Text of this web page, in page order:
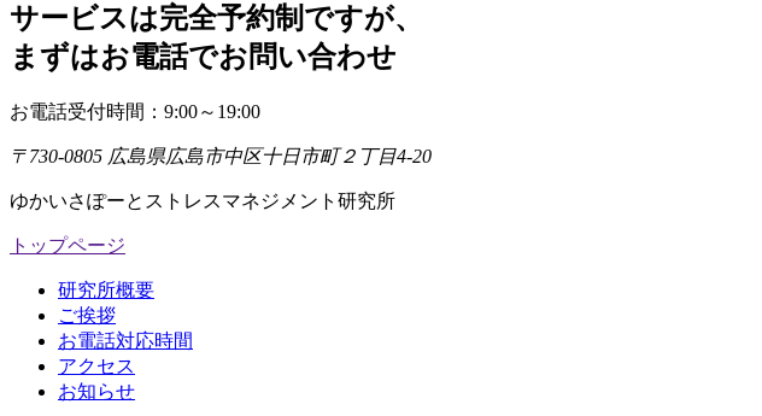
サービスは完全予約制ですが、
まずはお電話でお問い合わせ
お電話受付時間：9:00～19:00
〒730-0805 広島県広島市中区十日市町２丁目4-20
ゆかいさぽーとストレスマネジメント研究所
トップページ
研究所概要
ご挨拶
お電話対応時間
アクセス
お知らせ